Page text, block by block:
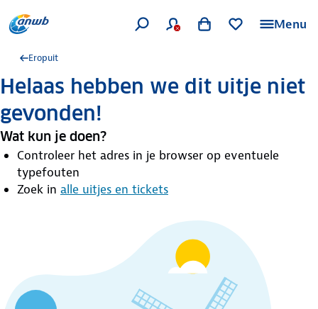
Menu
Eropuit
Helaas hebben we dit uitje niet
gevonden!
Wat kun je doen?
Controleer het adres in je browser op eventuele
typefouten
Zoek in alle uitjes en tickets